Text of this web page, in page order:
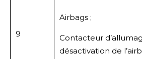
9
Airbags ;
Contacteur
désactivation de